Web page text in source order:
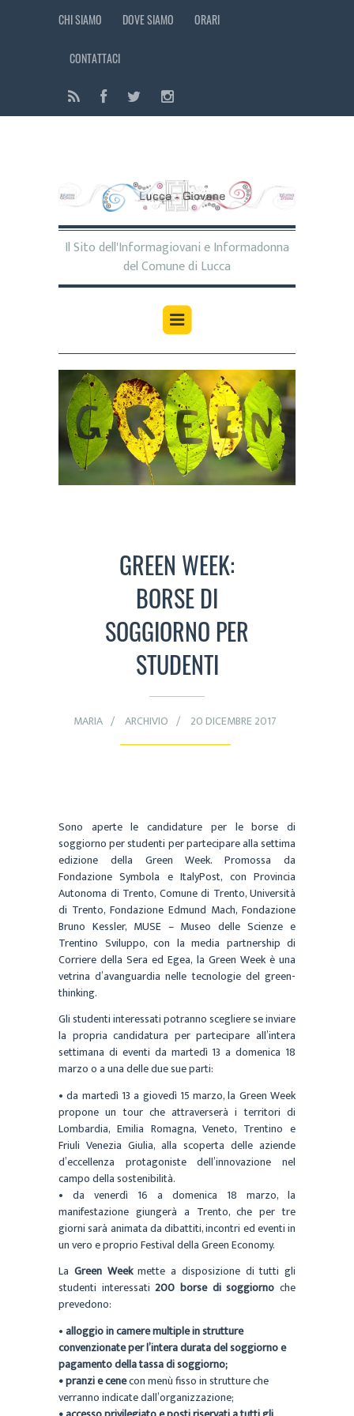
CHI SIAMO DOVE SIAMO ORARI
CONTATTACI
Il Sito dell'Informagiovani e Informadonna
del Comune di Lucca
GREEN WEEK:
BORSE DI
SOGGIORNO PER
STUDENTI
MARIA ARCHIVIO 20 DICEMBRE 2017
Sono aperte le candidature per le borse di
soggiorno per studenti per partecipare alla settima
edizione della Green Week. Promossa da
Fondazione Symbola e ItalyPost, con Provincia
Autonoma di Trento, Comune di Trento, Università
di Trento, Fondazione Edmund Mach, Fondazione
Bruno Kessler, MUSE – Museo delle Scienze e
Trentino Sviluppo, con la media partnership di
Corriere della Sera ed Egea, la Green Week è una
vetrina d’avanguardia nelle tecnologie del green-
thinking.
Gli studenti interessati potranno scegliere se inviare
la propria candidatura per partecipare all’intera
settimana di eventi da martedì 13 a domenica 18
marzo o a una delle due sue parti:
• da martedì 13 a giovedì 15 marzo, la Green Week
propone un tour che attraverserà i territori di
Lombardia, Emilia Romagna, Veneto, Trentino e
Friuli Venezia Giulia, alla scoperta delle aziende
d’eccellenza protagoniste dell’innovazione nel
campo della sostenibilità.
• da venerdì 16 a domenica 18 marzo, la
manifestazione giungerà a Trento, che per tre
giorni sarà animata da dibattiti, incontri ed eventi in
un vero e proprio Festival della Green Economy.
La Green Weekmette a disposizione di tutti gli
studenti interessati200 borse di soggiorno che
prevedono:
•alloggio in camere multiple in strutture
convenzionate per l’intera durata del soggiorno e
pagamento della tassa di soggiorno;
• pranzi e cenecon menù fisso in strutture che
verranno indicate dall’organizzazione;